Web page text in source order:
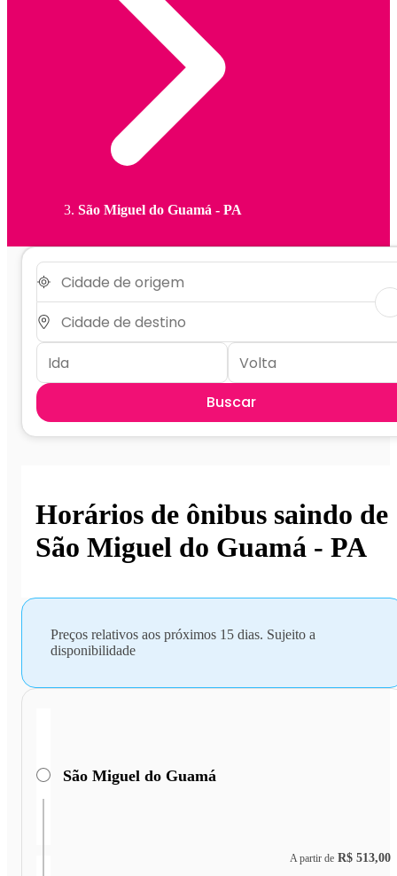
São Miguel do Guamá - PA
Buscar
Horários de ônibus saindo de
São Miguel do Guamá - PA
Preços relativos aos próximos 15 dias. Sujeito a
disponibilidade
São Miguel do Guamá
A partir de R$ 513,00